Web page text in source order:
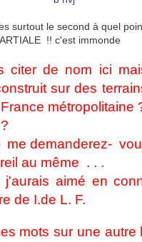
surtout le second à quel
!! c'est immonde
citer de nom ici
sur des
métropolitaine
me demanderez-
au même . . .
aimé en
de I.de L. F.
mots sur une autre